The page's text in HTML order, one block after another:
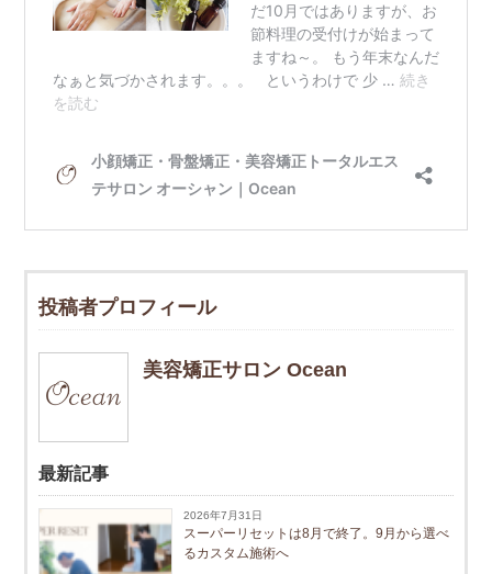
投稿者プロフィール
美容矯正サロン Ocean
最新記事
2026年7月31日
スーパーリセットは8月で終了。9月から選べ
るカスタム施術へ